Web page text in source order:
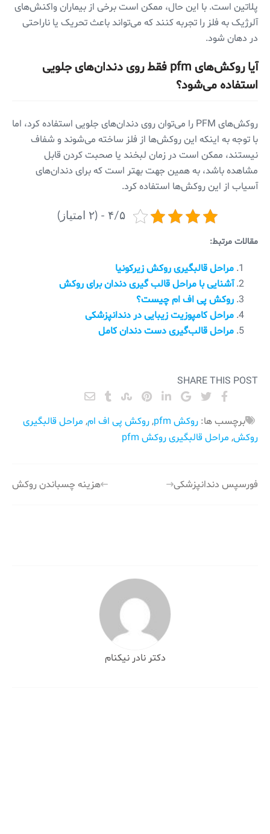
پلاتین است. با این حال، ممکن است برخی از بیماران واکنش‌های
آلرژیک به فلز را تجربه کنند که می‌تواند باعث تحریک یا ناراحتی
در دهان شود.
آیا روکش‌های pfm فقط روی دندان‌های جلویی
استفاده می‌شود؟
روکش‌های PFM را می‌توان روی دندان‌های جلویی استفاده کرد، اما
با توجه به اینکه این روکش‌ها از فلز ساخته می‌شوند و شفاف
نیستند، ممکن است در زمان لبخند یا صحبت کردن قابل
مشاهده باشد، به همین جهت بهتر است که برای دندان‌های
آسیاب از این روکش‌ها استفاده کرد.
۴/۵ - (۲ امتیاز)
مقالات مرتبط:
مراحل قالبگیری روکش زیرکونیا
آشنایی با مراحل قالب ‌گیری دندان برای روکش
روکش پی اف ام چیست؟
مراحل کامپوزیت زیبایی در دندانپزشکی
مراحل قالب‌گیری دست دندان کامل
SHARE THIS POST
برچسب ها: روکش pfm ,روکش پی اف ام, مراحل قالبگیری
روکش, مراحل قالبگیری روکش pfm
راهبری
هزینه چسباندن روکش فورسپس دندانپزشکی
دکتر نادر نیکنام